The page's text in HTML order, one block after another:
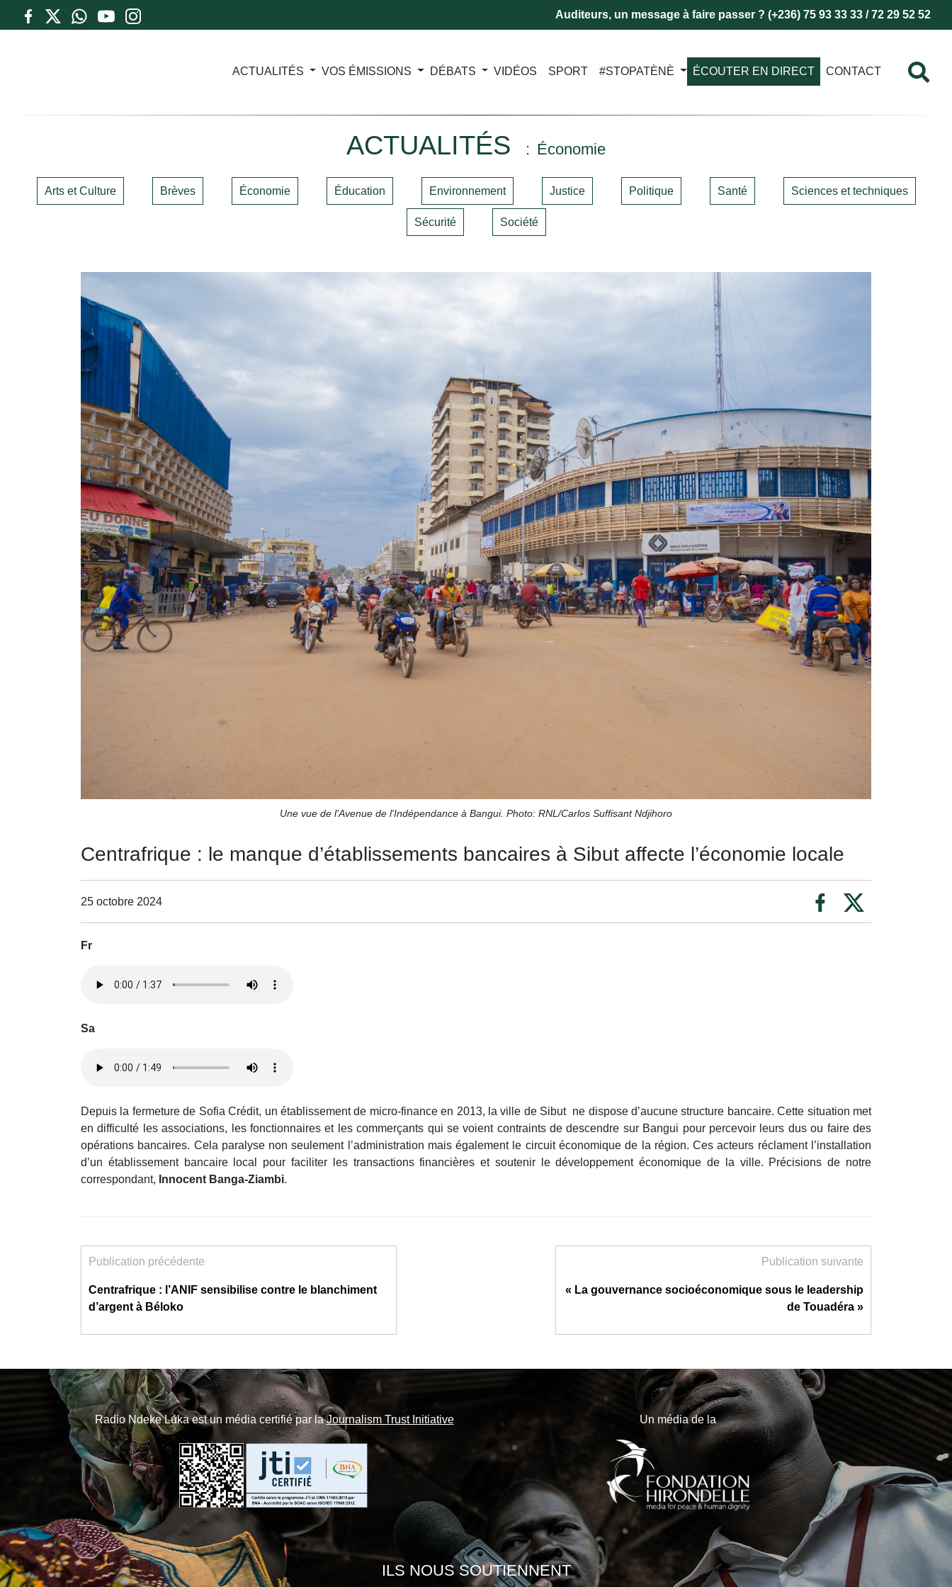
Auditeurs, un message à faire passer ? (+236) 75 93 33 33 / 72 29 52 52
ACTUALITÉS VOS ÉMISSIONS DÉBATS VIDÉOS SPORT #STOPATÈNÈ ÉCOUTER EN DIRECT CONTACT
ACTUALITÉS Économie
Arts et Culture Brèves Économie Éducation Environnement Justice Politique Santé Sciences et techniques
Sécurité Société
Une vue de l'Avenue de l'Indépendance à Bangui. Photo: RNL/Carlos Suffisant Ndjihoro
Centrafrique : le manque d’établissements bancaires à Sibut affecte l’économie locale
25 octobre 2024
Fr
Sa
Depuis la fermeture de Sofia Crédit, un établissement de micro-finance en 2013, la ville de Sibut ne dispose d’aucune structure bancaire. Cette situation met
en difficulté les associations, les fonctionnaires et les commerçants qui se voient contraints de descendre sur Bangui pour percevoir leurs dus ou faire des
opérations bancaires. Cela paralyse non seulement l’administration mais également le circuit économique de la région. Ces acteurs réclament l’installation
d’un établissement bancaire local pour faciliter les transactions financières et soutenir le développement économique de la ville. Précisions de notre
correspondant, Innocent Banga-Ziambi.
Publication précédente
Centrafrique : l’ANIF sensibilise contre le blanchiment
d’argent à Béloko
Publication suivante
« La gouvernance socioéconomique sous le leadership
de Touadéra »
Radio Ndeke Luka est un média certifié par laJournalism Trust Initiative Un média de la
ILS NOUS SOUTIENNENT